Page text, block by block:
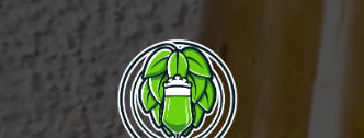
Zum
springen